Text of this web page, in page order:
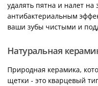
удалять пятна и налет
антибактериальным
ваши зубы чистыми и
Натуральная
Природная керамика,
щетки - это кварцевый